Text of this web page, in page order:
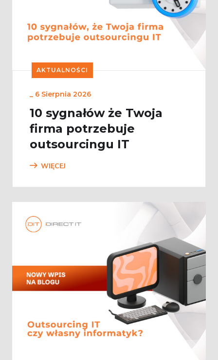
AKTUALNOŚCI
_ 6 Sierpnia 2026
10 sygnałów że Twoja
firma potrzebuje
outsourcingu IT
WIĘCEJ